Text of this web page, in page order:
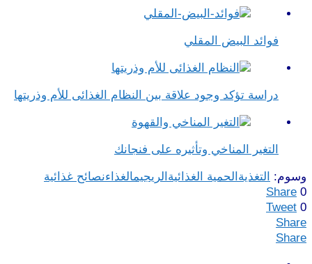
فوائد البيض المقلي
دراسة تؤكد وجود علاقة بين النظام الغذائى للأم وذريتها
التغير المناخي وتأثيره على فنجانك
وسوم: التغذية الحمية الغذائية الريجيمالغذاءنصائح غذائية
Share 0
Tweet 0
Share
Share